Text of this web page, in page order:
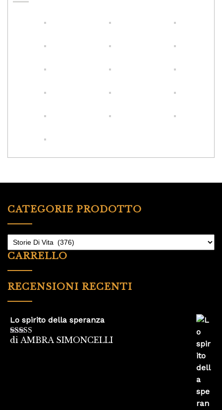
CATEGORIE PRODOTTO
CARRELLO
RECENSIONI RECENTI
Lo spirito della speranza
Valutato5su
di AMBRA SIMONCELLI